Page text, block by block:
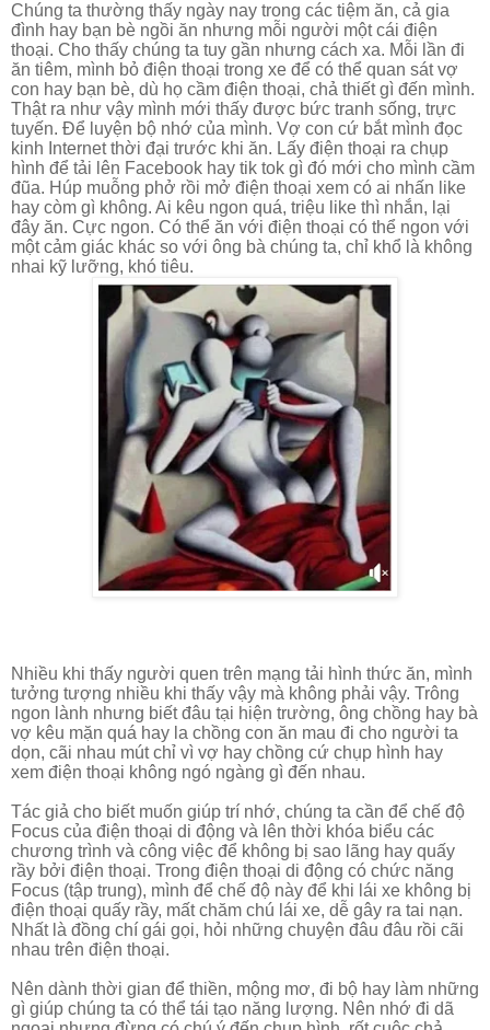
Chúng ta thường thấy ngày nay trong các tiệm ăn, cả gia
đình hay bạn bè ngồi ăn nhưng mỗi người một cái điện
thoại. Cho thấy chúng ta tuy gần nhưng cách xa. Mỗi lần đi
ăn tiêm, mình bỏ điện thoại trong xe để có thể quan sát vợ
con hay bạn bè, dù họ cầm điện thoại, chả thiết gì đến mình.
Thật ra như vậy mình mới thấy được bức tranh sống, trực
tuyến. Để luyện bộ nhớ của mình. Vợ con cứ bắt mình đọc
kinh Internet thời đại trước khi ăn. Lấy điện thoại ra chụp
hình để tải lên Facebook hay tik tok gì đó mới cho mình cầm
đũa. Húp muỗng phở rồi mở điện thoại xem có ai nhấn like
hay còm gì không. Ai kêu ngon quá, triệu like thì nhắn, lại
đây ăn. Cực ngon. Có thể ăn với điện thoại có thể ngon với
một cảm giác khác so với ông bà chúng ta, chỉ khổ là không
nhai kỹ lưỡng, khó tiêu.
Nhiều khi thấy người quen trên mạng tải hình thức ăn, mình
tưởng tượng nhiều khi thấy vậy mà không phải vậy. Trông
ngon lành nhưng biết đâu tại hiện trường, ông chồng hay bà
vợ kêu mặn quá hay la chồng con ăn mau đi cho người ta
dọn, cãi nhau mút chỉ vì vợ hay chồng cứ chụp hình hay
xem điện thoại không ngó ngàng gì đến nhau.
Tác giả cho biết muốn giúp trí nhớ, chúng ta cần để chế độ
Focus của điện thoại di động và lên thời khóa biểu các
chương trình và công việc để không bị sao lãng hay quấy
rầy bởi điện thoại. Trong điện thoại di động có chức năng
Focus (tập trung), mình để chế độ này để khi lái xe không bị
điện thoại quấy rầy, mất chăm chú lái xe, dễ gây ra tai nạn.
Nhất là đồng chí gái gọi, hỏi những chuyện đâu đâu rồi cãi
nhau trên điện thoại.
Nên dành thời gian để thiền, mộng mơ, đi bộ hay làm những
gì giúp chúng ta có thể tái tạo năng lượng. Nên nhớ đi dã